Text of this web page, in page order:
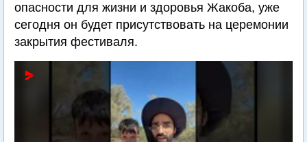
опасности для жизни и здоровья Жакоба, уже
сегодня он будет присутствовать на церемонии
закрытия фестиваля.